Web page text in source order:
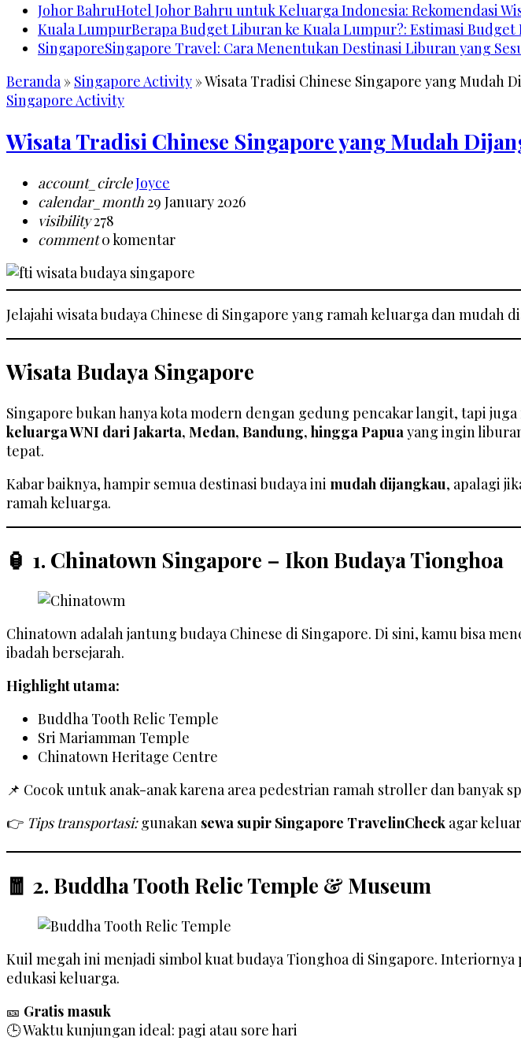
Johor BahruHotel Johor Bahru untuk Keluarga Indonesia: Rekomendasi
Kuala LumpurBerapa Budget Liburan ke Kuala Lumpur?: Estimasi
SingaporeSingapore Travel: Cara Menentukan Destinasi Liburan yang
Beranda» Singapore Activity »Wisata Tradisi Chinese Singapore yang Mudah
Singapore Activity
Wisata Tradisi Chinese Singapore yang Mudah
account_circleJoyce
calendar_month29 January 2026
visibility278
comment0 komentar
Jelajahi wisata budaya Chinese di Singapore yang ramah keluarga dan mudah
Wisata Budaya Singapore
Singapore bukan hanya kota modern dengan gedung pencakar langit, tapi juga
keluarga WNI dari Jakarta, Medan, Bandung, hingga Papua yang ingin
tepat.
Kabar baiknya, hampir semua destinasi budaya ini mudah dijangkau, apalagi
ramah keluarga.
🏮 1. Chinatown Singapore – Ikon Budaya Tionghoa
Chinatown adalah jantung budaya Chinese di Singapore. Di sini, kamu bisa
ibadah bersejarah.
Highlight utama:
Buddha Tooth Relic Temple
Sri Mariamman Temple
Chinatown Heritage Centre
📌 Cocok untuk anak-anak karena area pedestrian ramah stroller dan banyak
👉 Tips transportasi:gunakan sewa supir Singapore TravelinCheck agar
🧧 2. Buddha Tooth Relic Temple & Museum
Kuil megah ini menjadi simbol kuat budaya Tionghoa di Singapore.
edukasi keluarga.
🎫 Gratis masuk
🕒 Waktu kunjungan ideal: pagi atau sore hari